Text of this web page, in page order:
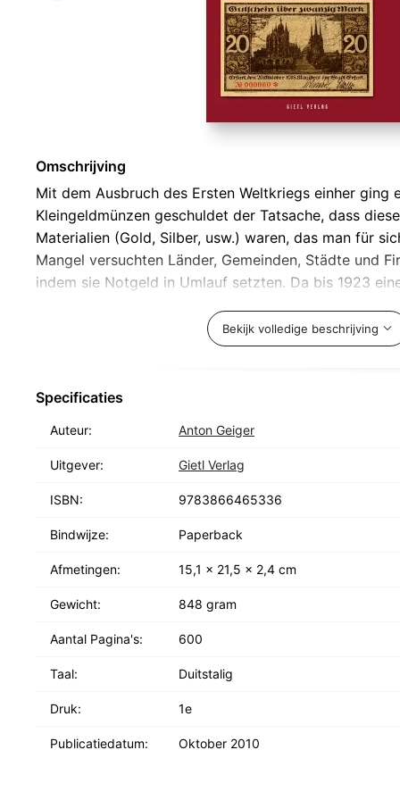
Omschrijving
Mit dem Ausbruch des Ersten Weltkriegs einher ging
Kleingeldmünzen geschuldet der Tatsache, dass
Materialien (Gold, Silber, usw.) waren, das man für
Mangel versuchten Länder, Gemeinden, Städte und
indem sie Notgeld in Umlauf setzten. Da bis 1923
ersten Kataloge zu deutschem Notgeld eine
Einordnungshilfe dient. Das Großnotgeld war vor
Emissionen. Die ersten Großgeldscheine wurden in
Katalog sind Notgeldausgaben von fast 600
damaligen Deutschen Reich aufgeführt. Zu
Notgeldscheinen der Hochinflation. Die detaillierten
und deren Varianten sowie die auf den neuesten
jeden Sammler deutscher Geldscheine und den
Bekijk volledige beschrijving
Specificaties
Auteur: Anton Geiger
Uitgever: Gietl Verlag
ISBN: 9783866465336
Bindwijze: Paperback
Afmetingen: 15,1 x 21,5 x 2,4 cm
Gewicht: 848 gram
Aantal Pagina's: 600
Taal: Duitstalig
Druk: 1e
Publicatiedatum: Oktober 2010